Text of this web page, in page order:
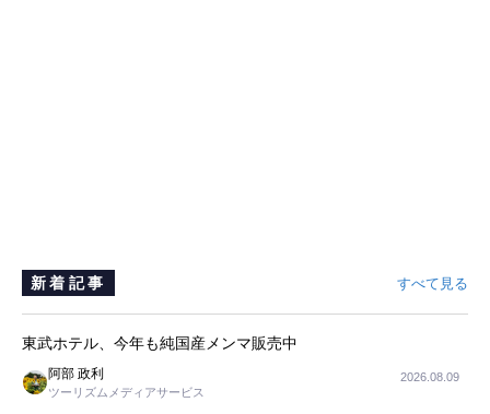
新着記事 すべて見る
東武ホテル、今年も純国産メンマ販売中
阿部 政利
ツーリズムメディアサービス
2026.08.09